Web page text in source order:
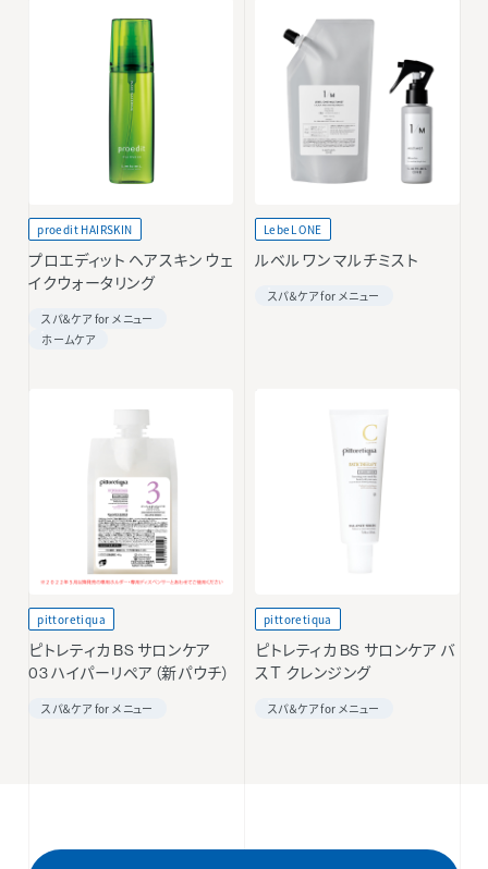
proedit HAIRSKIN
プロエディット ヘアスキン ウェ
イクウォータリング
スパ＆ケア for メニュー
ホームケア
LebeL ONE
ルベル ワン マルチミスト
スパ＆ケア for メニュー
pittoretiqua
ピトレティカ BS サロンケア
03 ハイパーリペア（新パウチ）
スパ＆ケア for メニュー
pittoretiqua
ピトレティカ BS サロンケア バ
スＴ クレンジング
スパ＆ケア for メニュー